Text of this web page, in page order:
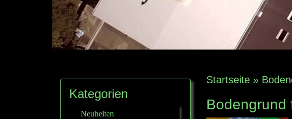
Startseite »
Bodengrund
Kategorien
Neuheiten